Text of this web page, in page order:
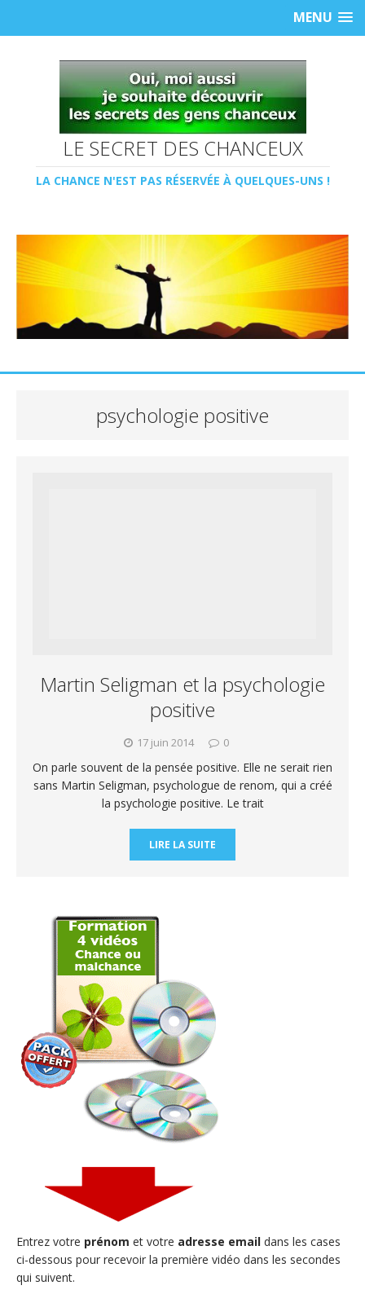
MENU
LE SECRET DES CHANCEUX
LA CHANCE N'EST PAS RÉSERVÉE À QUELQUES-UNS !
psychologie positive
Martin Seligman et la psychologie
positive
17 juin 2014 0
On parle souvent de la pensée positive. Elle ne serait rien
sans Martin Seligman, psychologue de renom, qui a créé
la psychologie positive. Le trait
LIRE LA SUITE
Entrez votre prénom et votre adresse email dans les cases
ci-dessous pour recevoir la première vidéo dans les secondes
qui suivent.